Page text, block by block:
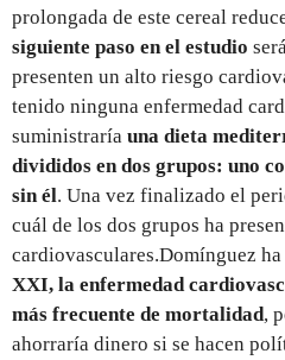
prolongada de este cereal
siguiente paso en el estudio
presenten un alto riesgo
tenido ninguna enfermedad
suministraría una dieta
divididos en dos grupos: uno
sin él. Una vez finalizado el
cuál de los dos grupos ha
cardiovasculares.Domínguez
XXI, la enfermedad
más frecuente de mortalidad,
ahorraría dinero si se hacen